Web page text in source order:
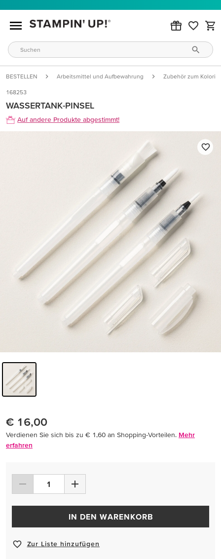
BESTELLEN Arbeitsmittel und Aufbewahrung Zubehör zum
168253
WASSERTANK-PINSEL
Auf andere Produkte abgestimmt!
€ 16,00
Verdienen Sie sich bis zu € 1,60 an Shopping-Vorteilen. Mehr
erfahren
IN DEN WARENKORB
Zur Liste hinzufügen